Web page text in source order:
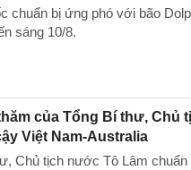
chuẩn bị ứng phó với bão
sáng 10/8.
của Tổng Bí thư, Chủ
Việt Nam-Australia
Chủ tịch nước Tô Lâm chuẩn